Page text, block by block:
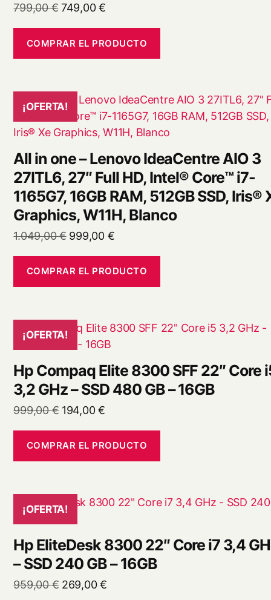
799,00€ El
original
era:
749,00€El
actual
es:
COMPRAR EL PRODUCTO
¡OFERTA!
All in one – Lenovo IdeaCentre AIO 3
27ITL6, 27″ Full HD, Intel® Core™ i7-
1165G7, 16GB RAM, 512GB SSD, Iris®
Graphics, W11H, Blanco
1.049,00€ El
original
era:
999,00 €El
actual
es:
COMPRAR EL PRODUCTO
¡OFERTA!
Hp Compaq Elite 8300 SFF 22″ Core
3,2 GHz – SSD 480 GB – 16GB
999,00€ El
original
era:
194,00€El
actual
es:
COMPRAR EL PRODUCTO
¡OFERTA!
Hp EliteDesk 8300 22″ Core i7 3,4
– SSD 240 GB – 16GB
959,00€ El
269,00€El